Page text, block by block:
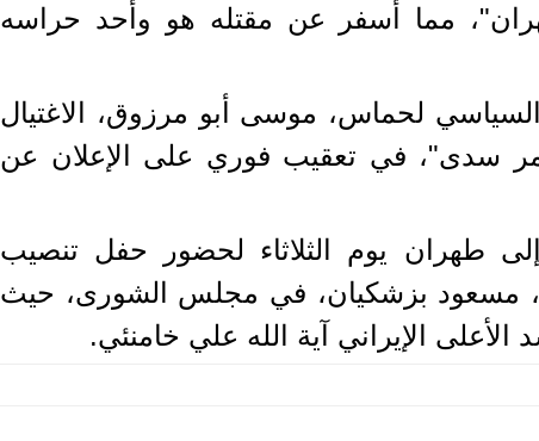
مما أسفر عن مقتله هو وأحد حراسه
لحماس، موسى أبو مرزوق، الاغتيال
سدى"، في تعقيب فوري على الإعلان عن
طهران يوم الثلاثاء لحضور حفل تنصيب
مسعود بزشكيان، في مجلس الشورى، حيث
الأعلى الإيراني آية الله علي خامنئي.